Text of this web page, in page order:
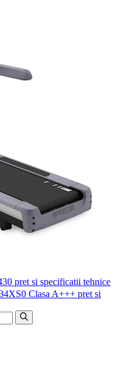
pret si specificatii tehnice
Clasa A+++ pret si